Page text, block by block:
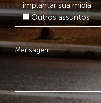
implantar sua mídia
Outros assuntos